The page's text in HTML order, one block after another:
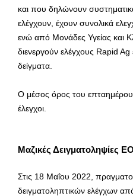
και που δηλώνουν
ελέγχουν, έχουν συνολικά
ενώ από Μονάδες Υγείας και
διενεργούν ελέγχους Rapid
δείγματα.
O μέσος όρος του επταημέρου
έλεγχοι.
Mαζικές Δειγματοληψίες
Στις 18 Μαΐου 2022,
δειγματοληπτικών ελέγχων